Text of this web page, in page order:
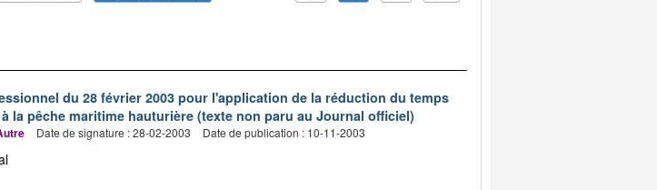
du 28 février 2003 pour l'application de la réduction du temps
la pêche maritime hauturière (texte non paru au Journal officiel)
Date de signature : 28-02-2003 Date de publication : 10-11-2003